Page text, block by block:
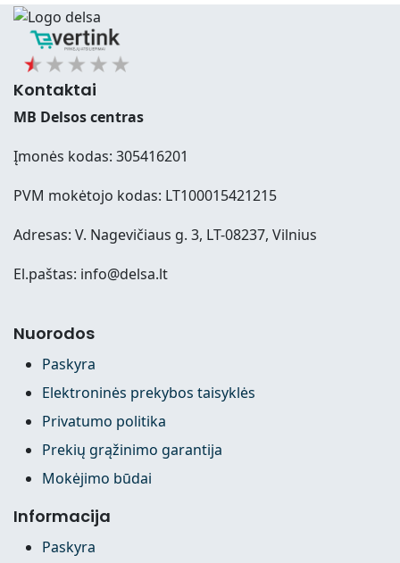
Kontaktai
MB Delsos centras
Įmonės kodas: 305416201
PVM mokėtojo kodas: LT100015421215
Adresas: V. Nagevičiaus g. 3, LT-08237, Vilnius
El.paštas: info@delsa.lt
Nuorodos
Paskyra
Elektroninės prekybos taisyklės
Privatumo politika
Prekių grąžinimo garantija
Mokėjimo būdai
Informacija
Paskyra